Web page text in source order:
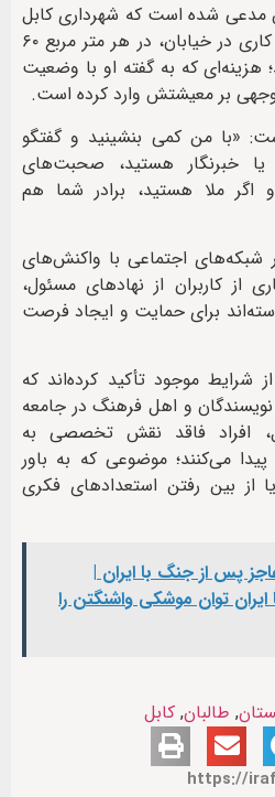
مدعی شده است که شهرداری کابل
از او برای استفاده از فضای کاری در خیابان، در هر متر مربع ۶۰
هزینه‌ای که به گفته او با وضعیت
بر معیشتش وارد کرده است.
«با من کمی بنشینید و گفتگو
یا خبرنگار هستید، صحبت‌های
ملا هستید، برادر شما هم
شبکه‌های اجتماعی با واکنش‌های
از کاربران از نهادهای مسئول،
برای حمایت و ایجاد فرصت
از شرایط موجود تأکید کرده‌اند که
نویسندگان و اهل فرهنگ در جامعه
افراد فاقد نقش تخصصی به
می‌کنند؛ موضوعی که به باور
از بین رفتن استعدادهای فکری
پس از جنگ با ایران |
توان موشکی واشنگتن را
, طالبان, کابل